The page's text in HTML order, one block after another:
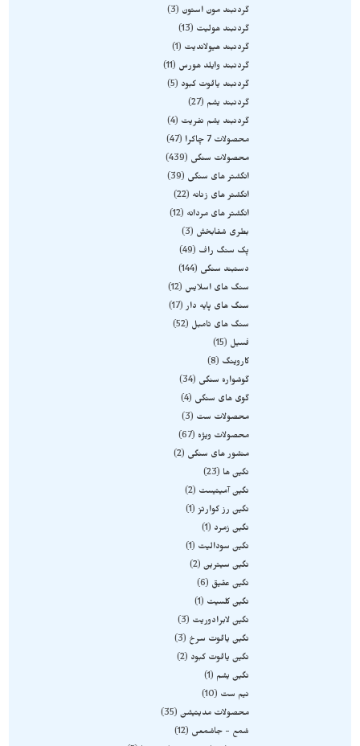
گردنبند مون استون
3
گردنبند هولیت
13
گردنبند هیولاندیت
1
گردنبند وایلد هورس
11
گردنبند یاقوت کبود
5
گردنبند یشم
27
گردنبند یشم نفریت
4
محصولات 7 چاکرا
47
محصولات سنگی
439
انگشتر های سنگی
39
انگشتر های زنانه
22
انگشتر های مردانه
12
بطری شفابخش
3
پک سنگ راف
49
دستبند سنگی
144
سنگ های اسلایس
12
سنگ های پایه دار
17
سنگ های تامبل
52
فسیل
15
کاروینگ
8
گوشواره سنگی
34
گوی های سنگی
4
محصولات ست
3
محصولات ویژه
67
منشور های سنگی
2
نگین ها
23
نگین آمیتیست
2
نگین رز کوارتز
1
نگین زمرد
1
نگین سودالیت
1
نگین سیترین 2
نگین عقیق
6
نگین کلسیت
1
نگین لابرادوریت
3
نگین یاقوت سرخ
3
نگین یاقوت کبود
2
نگین یشم
1
نیم ست
10
محصولات مدیتیشن 35
شمع - جاشمعی
12